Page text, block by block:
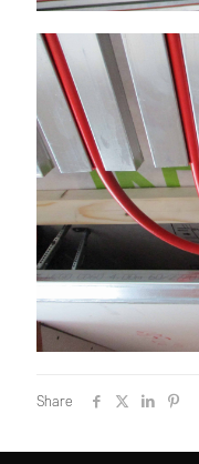
Share